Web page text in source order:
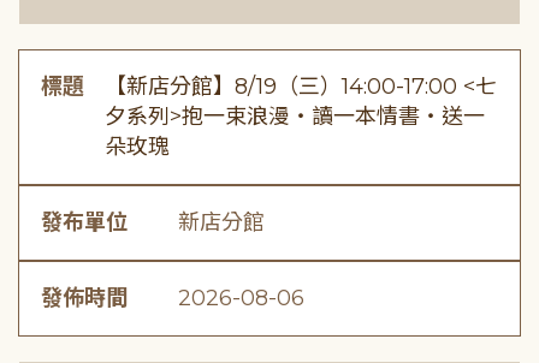
標題
【新店分館】8/19（三）14:00-17:00 <七
夕系列>抱一束浪漫・讀一本情書・送一
朵玫瑰
發布單位 新店分館
發佈時間 2026-08-06